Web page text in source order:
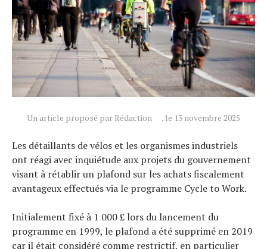
Un article proposé par Rédaction , le 13 novembre 2025
Les détaillants de vélos et les organismes industriels
ont réagi avec inquiétude aux projets du gouvernement
visant à rétablir un plafond sur les achats fiscalement
avantageux effectués via le programme Cycle to Work.
Initialement fixé à 1 000 £ lors du lancement du
programme en 1999, le plafond a été supprimé en 2019
car il était considéré comme restrictif, en particulier